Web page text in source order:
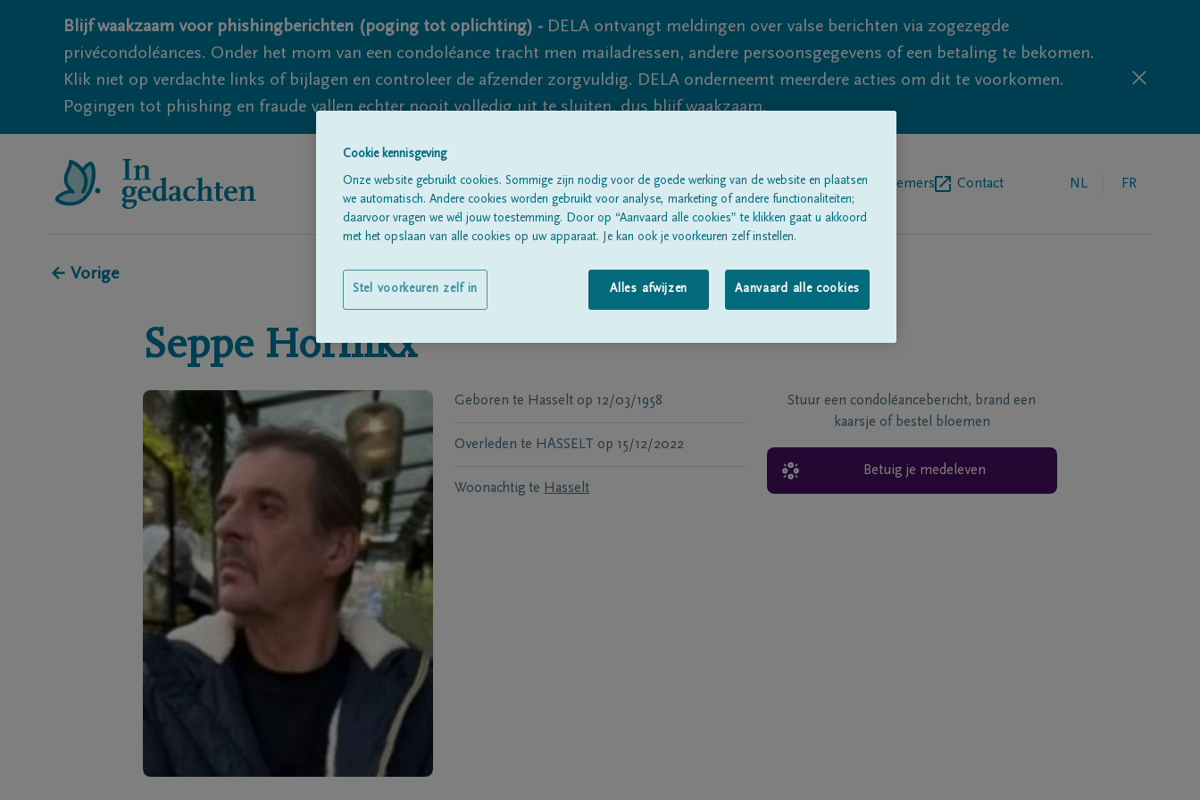
Blijf waakzaam voor phishingberichten (poging tot oplichting) - DELA ontvangt meldingen over valse berichten via zogezegde
privécondoléances. Onder het mom van een condoléance tracht men mailadressen, andere persoonsgegevens of een betaling te bekomen.
Klik niet op verdachte links of bijlagen en controleer de afzender zorgvuldig. DELA onderneemt meerdere acties om dit te voorkomen.
Pogingen tot phishing en fraude vallen echter nooit volledig uit te sluiten, dus blijf waakzaam.
Alle rouwberichtenOver onsBegrafenisondernemers Contact NL FR
← Vorige
Seppe Hornikx
Geboren te Hasselt op 12/03/1958
Overleden te HASSELT op 15/12/2022
Woonachtig te Hasselt
Stuur een condoléancebericht, brand een
kaarsje of bestel bloemen
Betuig je medeleven
Cookie kennisgeving
Onze website gebruikt cookies. Sommige zijn nodig voor de goede werking van de website en plaatsen
we automatisch. Andere cookies worden gebruikt voor analyse, marketing of andere functionaliteiten;
daarvoor vragen we wél jouw toestemming. Door op “Aanvaard alle cookies” te klikken gaat u akkoord
met het opslaan van alle cookies op uw apparaat. Je kan ook je voorkeuren zelf instellen.
Alles afwijzen Aanvaard alle cookies
Stel voorkeuren zelf in